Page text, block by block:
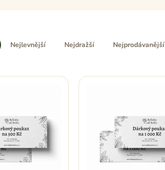
Nejlevnější Nejdražší Nejprodávanější